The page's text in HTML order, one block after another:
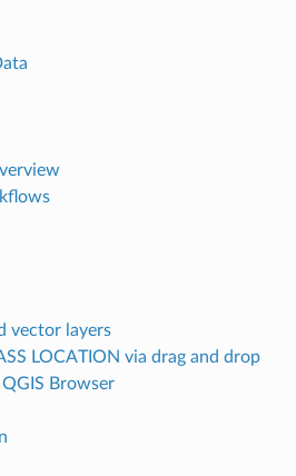
vector layers
LOCATION via drag and drop
Browser